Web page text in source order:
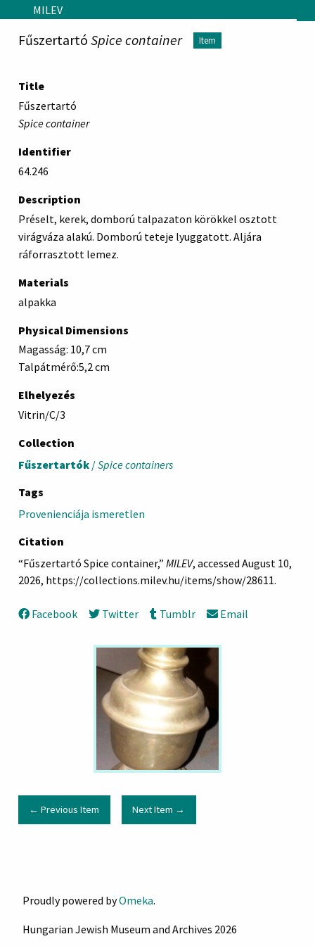
Skip to main content
MILEV
Fűszertartó Spice container Item
Title
Fűszertartó
Spice container
Identifier
64.246
Description
Préselt, kerek, domború talpazaton körökkel osztott
virágváza alakú. Domború teteje lyuggatott. Aljára
ráforrasztott lemez.
Materials
alpakka
Physical Dimensions
Magasság: 10,7 cm
Talpátmérő:5,2 cm
Elhelyezés
Vitrin/C/3
Collection
Fűszertartók /Spice containers
Tags
Provenienciája ismeretlen
Citation
“Fűszertartó Spice container,” MILEV, accessed August 10,
2026, https://collections.milev.hu/items/show/28611.
Facebook Twitter Tumblr Email
← Previous Item Next Item →
Proudly powered byOmeka.
Hungarian Jewish Museum and Archives 2026